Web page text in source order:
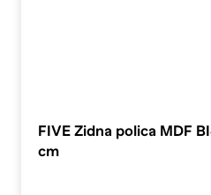
FIVE Zidna polica MDF
cm